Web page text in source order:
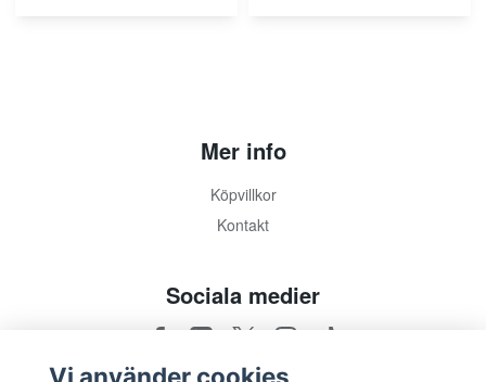
Mer info
Köpvillkor
Kontakt
Sociala medier